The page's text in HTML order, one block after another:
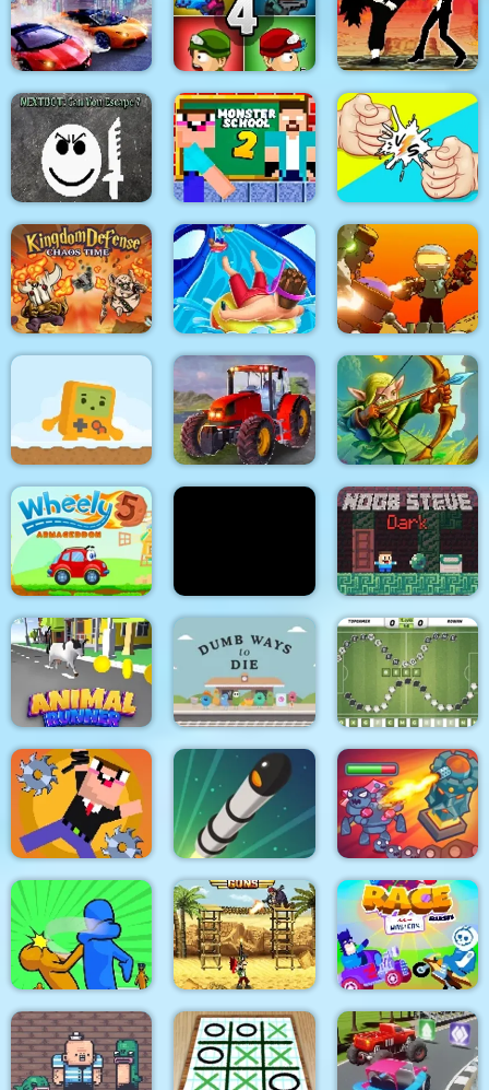
The Zombie Dude Noob Huggy Winter Hero Tower Wars
Two Lambo Rivals:
Drift
Zombie Last Castle 4
Shadow Fighters:
Hero Duel
Nextbot: Can You
Escape?
Monster School
Challenge 2
RPS Exclusive
Kingdom Defense
Chaos Time
Aquapark Shark Run Gun Robots
Adventure Joystick
Winter
Royal Guards
Wheely 5 Getting Over Snow Noob Steve Dark
Animal Run
Dumb Ways To Die
Original
Wordsoccer.io
Noob Hero Attitude
Space Frontier
Online
King Rugni Tower
Defense
Slap & Run Alpha Guns Race Masters Rush